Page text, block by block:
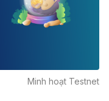
Minh hoạt Testnet